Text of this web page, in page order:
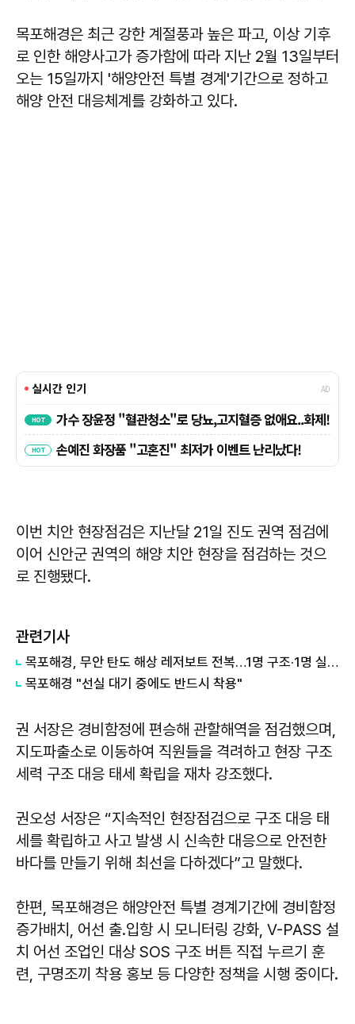
목포해경은 최근 강한 계절풍과 높은 파고, 이상 기후
로 인한 해양사고가 증가함에 따라 지난 2월 13일부터
오는 15일까지 '해양안전 특별 경계'기간으로 정하고
해양 안전 대응체계를 강화하고 있다.
이번 치안 현장점검은 지난달 21일 진도 권역 점검에
이어 신안군 권역의 해양 치안 현장을 점검하는 것으
로 진행됐다.
관련기사
목포해경, 무안 탄도 해상 레저보트 전복…1명 구조·1명 실종 이틀째 수색
목포해경 "선실 대기 중에도 반드시 착용"
권 서장은 경비함정에 편승해 관할해역을 점검했으며,
지도파출소로 이동하여 직원들을 격려하고 현장 구조
세력 구조 대응 태세 확립을 재차 강조했다.
권오성 서장은 “지속적인 현장점검으로 구조 대응 태
세를 확립하고 사고 발생 시 신속한 대응으로 안전한
바다를 만들기 위해 최선을 다하겠다”고 말했다.
한편, 목포해경은 해양안전 특별 경계기간에 경비함정
증가배치, 어선 출․입항 시 모니터링 강화, V-PASS 설
치 어선 조업인 대상 SOS 구조 버튼 직접 누르기 훈
련, 구명조끼 착용 홍보 등 다양한 정책을 시행 중이다.